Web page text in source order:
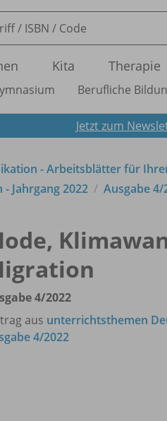
Kita Therapie
Berufliche
Jetzt zum
- Arbeitsblätter für
Jahrgang 2022 Ausgabe 4/
4/2022
aus unterrichtsthemen
4/2022